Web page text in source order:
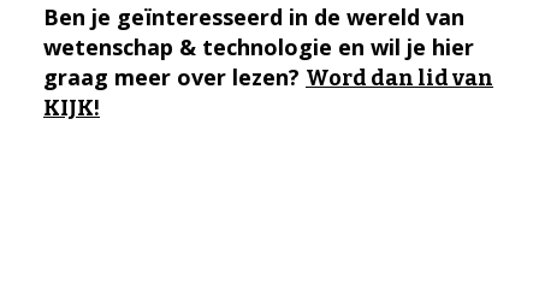
Ben je geïnteresseerd in de wereld van
wetenschap & technologie en wil je hier
graag meer over lezen? Word dan lid van
KIJK!